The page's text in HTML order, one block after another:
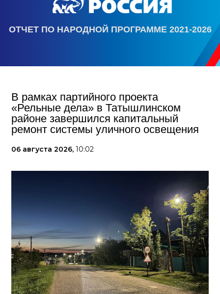
ОТЧЕТ ПО НАРОДНОЙ ПРОГРАММЕ 2021-2026
В рамках партийного проекта
«Рельные дела» в Татышлинском
районе завершился капитальный
ремонт системы уличного освещения
06 августа 2026, 10:02